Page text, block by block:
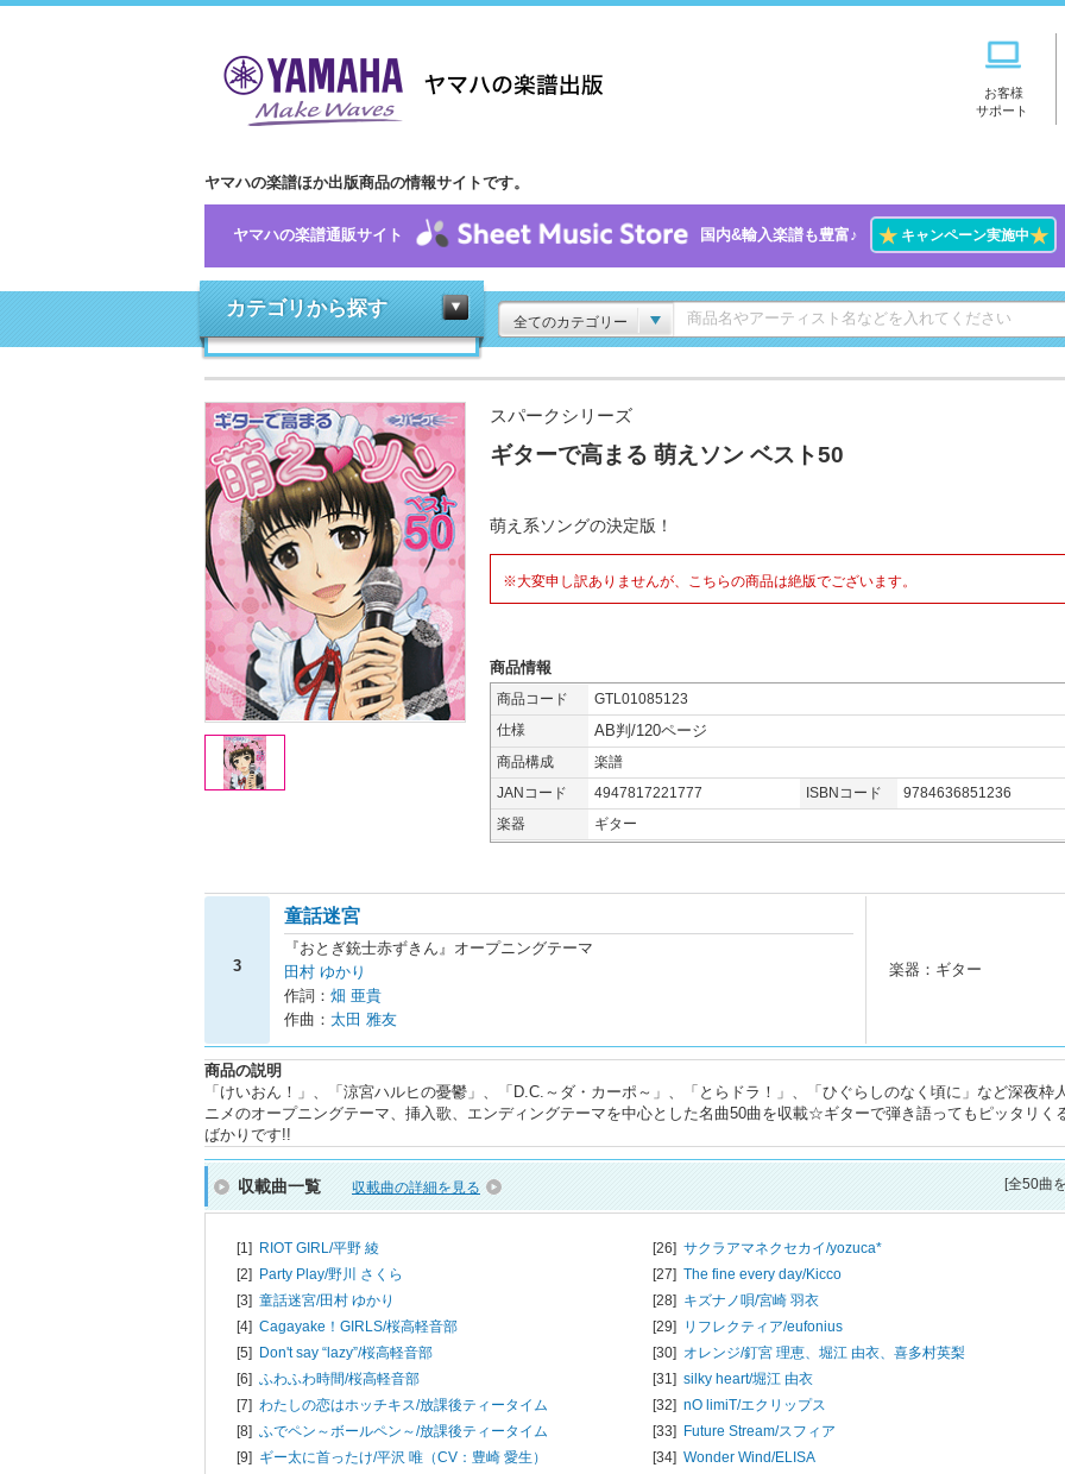
お客様
サポート
ヤマハの楽譜ほか出版商品の情報サイトです。
ヤマハの楽譜通販サイト 国内&輸入楽譜も豊富♪ ★キャンペーン実施中★
カテゴリから探す
全てのカテゴリー
スパークシリーズ
ギターで高まる 萌えソン ベスト50
萌え系ソングの決定版！
※大変申し訳ありませんが、こちらの商品は絶版でございます。
商品情報
商品コード
GTL01085123
仕様
AB判/120ページ
商品構成
楽譜
JANコード
4947817221777 ISBNコード
9784636851236
楽器
ギター
3
童話迷宮
『おとぎ銃士赤ずきん』オープニングテーマ
田村 ゆかり
作詞： 畑 亜貴
作曲： 太田 雅友
楽器：ギター
商品の説明
「けいおん！」、「涼宮ハルヒの憂鬱」、「D.C.～ダ・カーポ～」、「とらドラ！」、「ひぐらしのなく頃に」など深夜枠
ニメのオープニングテーマ、挿入歌、エンディングテーマを中心とした名曲50曲を収載☆ギターで弾き語ってもピッタリく
ばかりです!!
収載曲一覧 収載曲の詳細を見る [全50曲
[1] RIOT GIRL/平野 綾
[2] Party Play/野川 さくら
[3] 童話迷宮/田村 ゆかり
[4] Cagayake！GIRLS/桜高軽音部
[5] Don't say “lazy”/桜高軽音部
[6] ふわふわ時間/桜高軽音部
[7] わたしの恋はホッチキス/放課後ティータイム
[8] ふでペン～ボールペン～/放課後ティータイム
[9] ギー太に首ったけ/平沢 唯（CV：豊崎 愛生）
[26] サクラアマネクセカイ/yozuca*
[27] The fine every day/Kicco
[28] キズナノ唄/宮崎 羽衣
[29] リフレクティア/eufonius
[30] オレンジ/釘宮 理恵、堀江 由衣、喜多村英梨
[31] silky heart/堀江 由衣
[32] nO limiT/エクリップス
[33] Future Stream/スフィア
[34] Wonder Wind/ELISA